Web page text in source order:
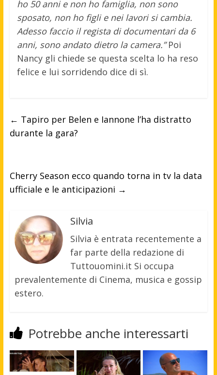
ho 50 anni e non ho famiglia, non sono
sposato, non ho figli e nei lavori si cambia.
Adesso faccio il regista di documentari da 6
anni, sono andato dietro la camera.”Poi
Nancy gli chiede se questa scelta lo ha reso
felice e lui sorridendo dice di sì.
← Tapiro per Belen e Iannone l’ha distratto
durante la gara?
Cherry Season ecco quando torna in tv la data
ufficiale e le anticipazioni →
Silvia
Silvia è entrata recentemente a
far parte della redazione di
Tuttouomini.it Si occupa
prevalentemente di Cinema, musica e gossip
estero.
Potrebbe anche interessarti